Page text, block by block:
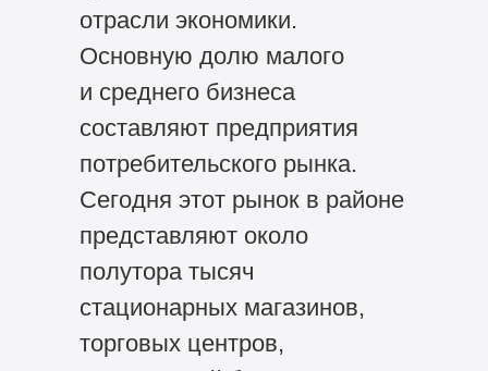
отрасли экономики.
Основную долю малого
и среднего бизнеса
составляют предприятия
потребительского рынка.
Сегодня этот рынок в районе
представляют около
полутора тысяч
стационарных магазинов,
торговых центров,